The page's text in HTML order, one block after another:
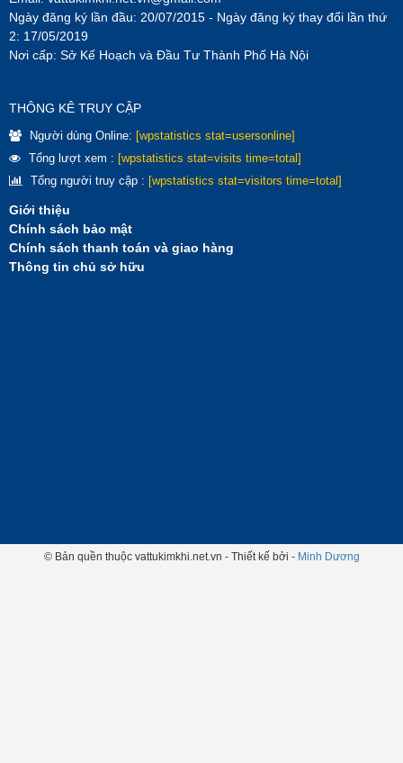
Ngày đăng ký lần đầu: 20/07/2015 - Ngày đăng ký thay đổi lần thứ
2: 17/05/2019
Nơi cấp: Sở Kế Hoạch và Đầu Tư Thành Phố Hà Nội
THÔNG KÊ TRUY CẬP
Người dùng Online: [wpstatistics stat=usersonline]
Tổng lượt xem : [wpstatistics stat=visits time=total]
Tổng người truy cập : [wpstatistics stat=visitors time=total]
Giới thiệu
Chính sách bảo mật
Chính sách thanh toán và giao hàng
Thông tin chủ sở hữu
© Bản quền thuộc vattukimkhi.net.vn - Thiết kế bởi - Minh Dương